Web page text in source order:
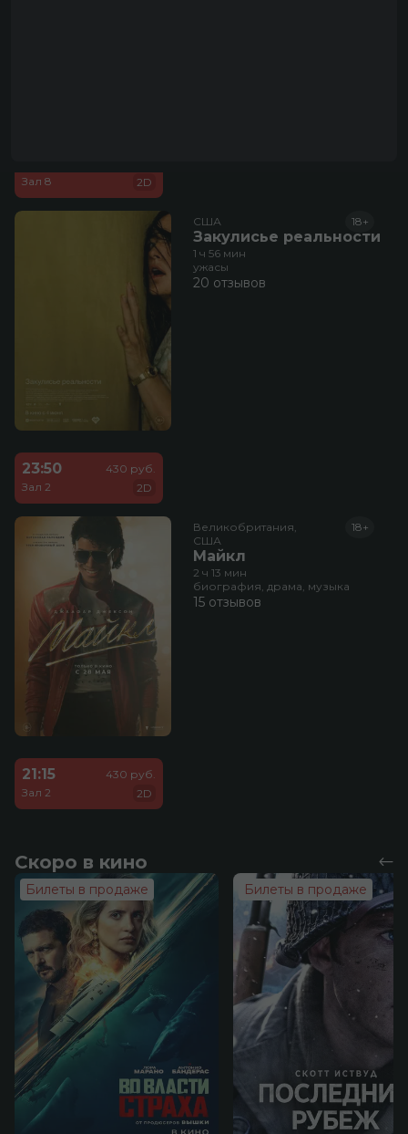
Зал 8
2D
США
Закулисье реальности
18+
1 ч 56 мин
ужасы
20 отзывов
23:50
Зал 2
430 руб.
2D
Великобритания,
США
Майкл
18+
2 ч 13 мин
биография, драма, музыка
15 отзывов
21:15
Зал 2
430 руб.
2D
Скоро в кино
Билеты в продаже Билеты в продаже